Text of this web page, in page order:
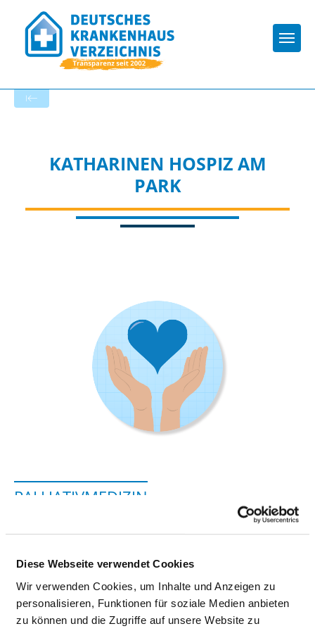
Diese Webseite verwendet Cookies
Wir verwenden Cookies, um Inhalte und Anzeigen zu
personalisieren, Funktionen für soziale Medien anbieten
zu können und die Zugriffe auf unsere Website zu
KATHARINEN HOSPIZ AM
PARK
PALLIATIVMEDIZIN
24937 Flensburg
Tel.:0461-50323-0
Fax: 0461-50323-54
Mail:ed.zipsoh-nenirahtak@esaah.aludroc